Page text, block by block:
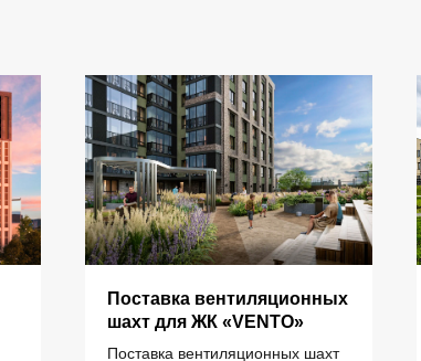
Поставка вентиляционных
шахт для ЖК «VENTO»
Поставка вентиляционных шахт